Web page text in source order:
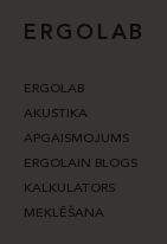
ERGOLAB
ERGOLAB
AKUSTIKA
APGAISMOJUMS
ERGOLAIN BLOGS
KALKULATORS
MEKLĒŠANA